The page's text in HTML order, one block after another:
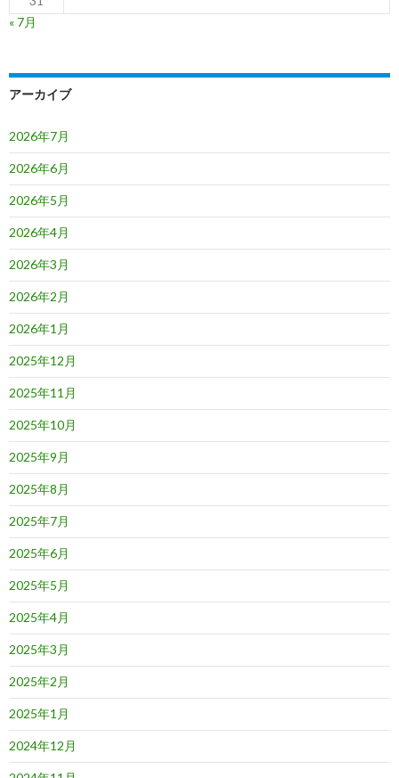
« 7月
アーカイブ
2026年7月
2026年6月
2026年5月
2026年4月
2026年3月
2026年2月
2026年1月
2025年12月
2025年11月
2025年10月
2025年9月
2025年8月
2025年7月
2025年6月
2025年5月
2025年4月
2025年3月
2025年2月
2025年1月
2024年12月